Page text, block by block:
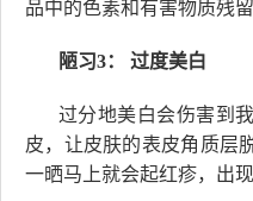
品中的色素和有害物质残
陋习3： 过度美白
过分地美白会伤害到
皮，让皮肤的表皮角质层
一晒马上就会起红疹，出